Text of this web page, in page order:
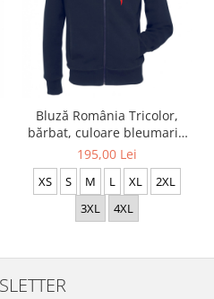
Bluză România Tricolor,
bărbat, culoare bleumarin
CH22
195,00 Lei
XS S M L XL
2XL
3XL
4XL